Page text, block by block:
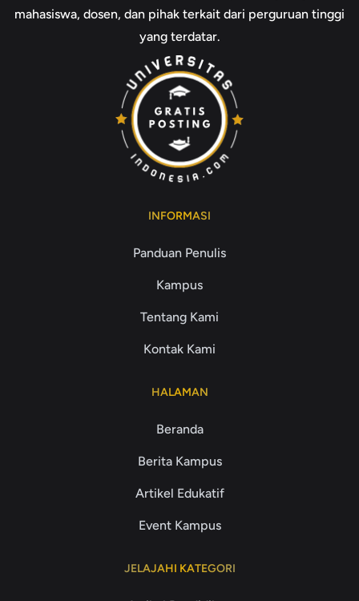
mahasiswa, dosen, dan pihak terkait dari perguruan tinggi
yang terdatar.
INFORMASI
Panduan Penulis
Kampus
Tentang Kami
Kontak Kami
HALAMAN
Beranda
Berita Kampus
Artikel Edukatif
Event Kampus
JELAJAHI KATEGORI